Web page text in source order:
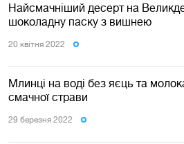
Найсмачніший десерт на
шоколадну паску з вишнею
20 квiтня 2022
Млинці на воді без яєць та
смачної страви
29 березня 2022